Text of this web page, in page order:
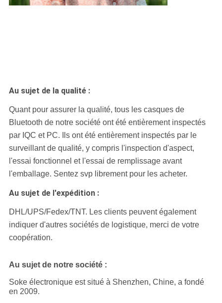
Au sujet de la qualité :
Quant pour assurer la qualité, tous les casques de
Bluetooth de notre société ont été entièrement inspectés
par IQC et PC. Ils ont été entièrement inspectés par le
surveillant de qualité, y compris l'inspection d'aspect,
l'essai fonctionnel et l'essai de remplissage avant
l'emballage. Sentez svp librement pour les acheter.
Au sujet de l'expédition :
DHL/UPS/Fedex/TNT. Les clients peuvent également
indiquer d'autres sociétés de logistique, merci de votre
coopération.
Au sujet de notre société :
Soke électronique est situé à Shenzhen, Chine, a fondé
en 2009.